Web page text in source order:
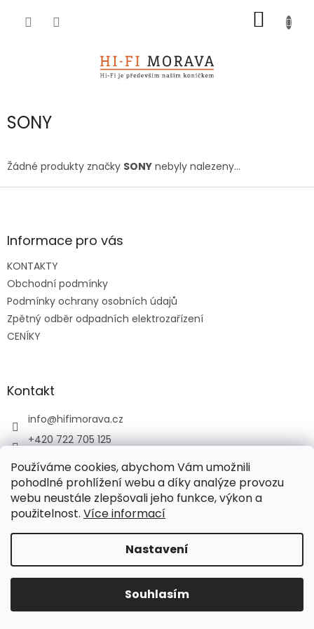
Používáme cookies, abychom Vám umožnili
pohodlné prohlížení webu a díky analýze provozu
webu neustále zlepšovali jeho funkce, výkon a
použitelnost. Více informací
Nastavení
Souhlasím
KOŠÍK
SONY
Žádné produkty značky SONY nebyly nalezeny...
Z
aInformace pro vás
KONTAKTY
Obchodní podmínky
Podmínky ochrany osobních údajů
Zpětný odběr odpadních elektrozařízení
CENÍKY
Kontakt
info@hifimorava.cz
+420 722 705 125
+420 774 037 152
HI-FI Morava
Vytvořil Shoptet
Copyright 2026HI-FI Morava. Všechna práva vyhrazena.